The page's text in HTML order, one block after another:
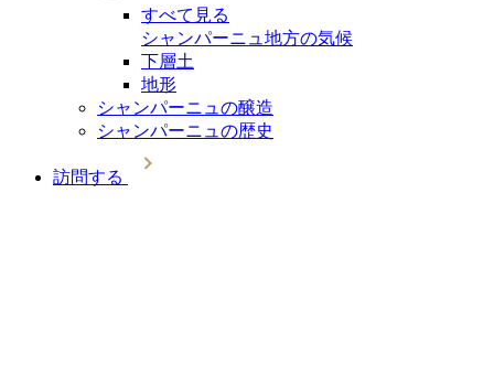
すべて見る
シャンパーニュ地方の気候
下層土
地形
シャンパーニュの醸造
シャンパーニュの歴史
訪問する